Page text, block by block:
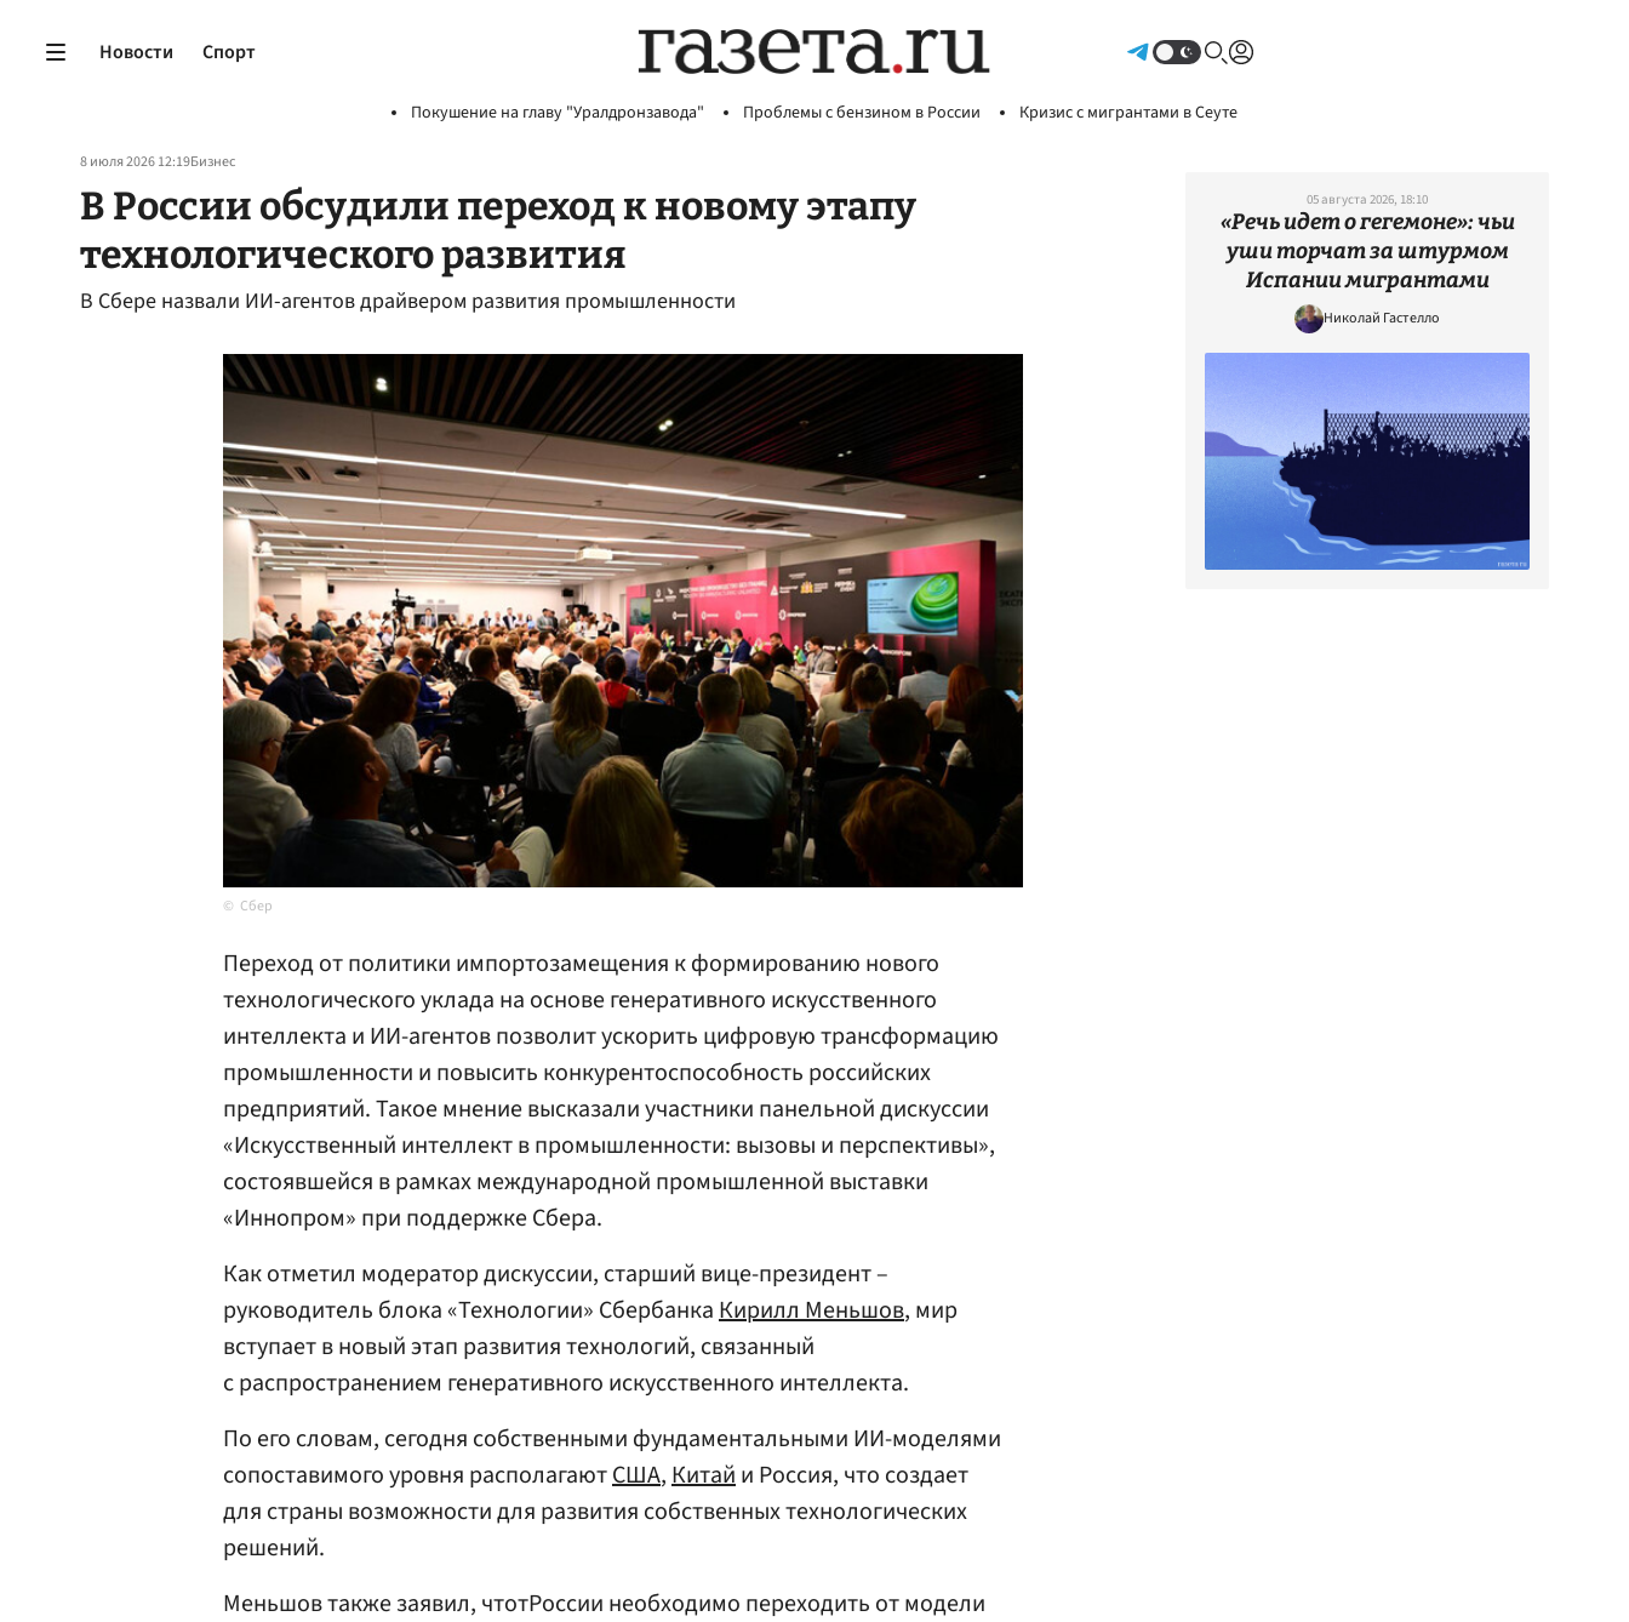
Новости Спорт
Покушение на главу "Уралдронзавода" Проблемы с бензином в России Кризис с мигрантами в Сеуте
8 июля 2026 12:19Бизнес
В России обсудили переход к новому этапу
технологического развития
В Сбере назвали ИИ-агентов драйвером развития промышленности
Cбер
Переход от политики импортозамещения к формированию нового
технологического уклада на основе генеративного искусственного
интеллекта и ИИ-агентов позволит ускорить цифровую трансформацию
промышленности и повысить конкурентоспособность российских
предприятий. Такое мнение высказали участники панельной дискуссии
«Искусственный интеллект в промышленности: вызовы и перспективы»,
состоявшейся в рамках международной промышленной выставки
«Иннопром» при поддержке Сбера.
Как отметил модератор дискуссии, старший вице-президент –
руководитель блока «Технологии» СбербанкаКирилл Меньшов, мир
вступает в новый этап развития технологий, связанный
с распространением генеративного искусственного интеллекта.
По его словам, сегодня собственными фундаментальными ИИ-моделями
сопоставимого уровня располагаютСША,Китайи Россия, что создает
для страны возможности для развития собственных технологических
решений.
Меньшов также заявил, чтотРоссии необходимо переходить от модели
05 августа 2026, 18:10
«Речь идет о гегемоне»: чьи
уши торчат за штурмом
Испании мигрантами
Николай Гастелло